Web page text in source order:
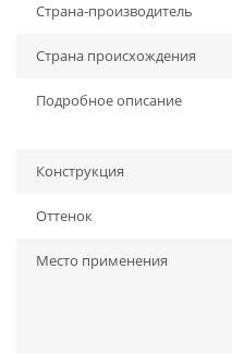
Страна-производитель
Страна происхождения
Подробное описание
Конструкция
Оттенок
Место применения